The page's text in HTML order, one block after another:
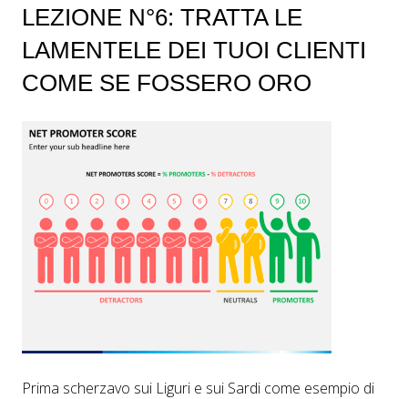
LEZIONE N°6: TRATTA LE
LAMENTELE DEI TUOI CLIENTI
COME SE FOSSERO ORO
Prima scherzavo sui Liguri e sui Sardi come esempio di